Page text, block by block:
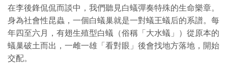
在李後鋒侃侃而談中，我們聽見白蟻彈奏特殊的生命樂章。
身為社會性昆蟲，一個白蟻巢就是一對蟻王蟻后的系譜。每
年四至六月，有翅生殖型白蟻（俗稱「大水蟻」）從原本的
蟻巢破土而出，一雌一雄「看對眼」後會找地方落地，開始
交配。